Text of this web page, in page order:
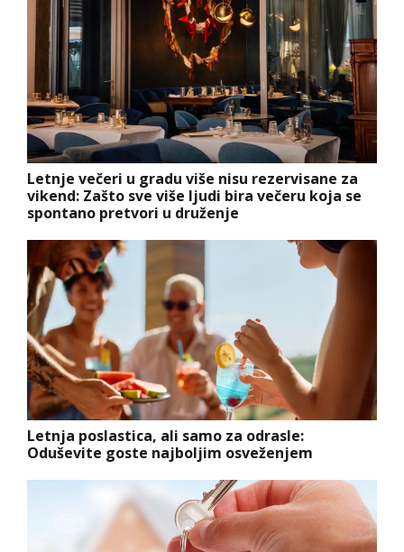
Letnje večeri u gradu više nisu rezervisane za
vikend: Zašto sve više ljudi bira večeru koja se
spontano pretvori u druženje
Letnja poslastica, ali samo za odrasle:
Oduševite goste najboljim osveženjem